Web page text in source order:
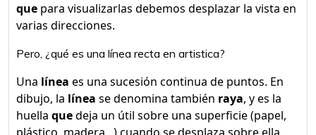
que para visualizarlas debemos desplazar la vista en
varias direcciones.
Pero, ¿qué es una línea recta en artistica?
Una línea es una sucesión continua de puntos. En
dibujo, la línea se denomina también raya, y es la
huella quedeja un útil sobre una superficie (papel,